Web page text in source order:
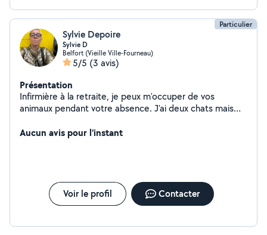
Particulier
Sylvie Depoire
Sylvie D
Belfort (Vieille Ville-Fourneau)
5/5 (3 avis)
Présentation
Infirmière à la retraite, je peux m'occuper de vos
animaux pendant votre absence. J'ai deux chats mais
Aucun avis pour l'instant
Voir le profil Contacter